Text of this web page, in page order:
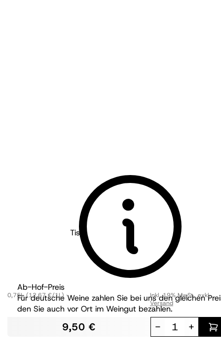
Tischmacher Weine - Pfalz
Matilda alkoholfrei
trocken
Ab-Hof-Preis
Für deutsche Weine zahlen Sie bei uns den gleichen
den Sie auch vor Ort im Weingut bezahlen.
0,75L (12,67 €/1L)
9,50 €
Inkl. 19% MwSt.,exkl.
Versand
- +